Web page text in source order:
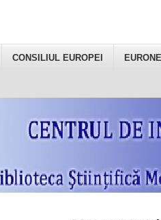
CONSILIUL EUROPEI